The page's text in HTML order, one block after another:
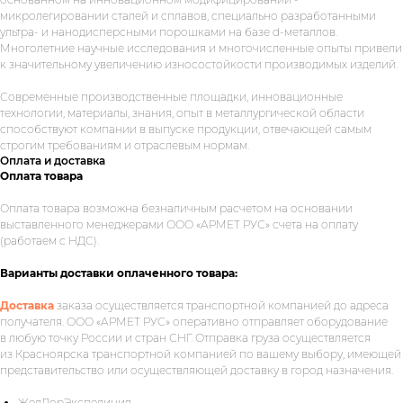
микролегировании сталей и сплавов, специально разработанными
ультра- и нанодисперсными порошками на базе d-металлов.
Многолетние научные исследования и многочисленные опыты привели
к значительному увеличению износостойкости производимых изделий.
Современные производственные площадки, инновационные
технологии, материалы, знания, опыт в металлургической области
способствуют компании в выпуске продукции, отвечающей самым
строгим требованиям и отраслевым нормам.
Оплата и доставка
Оплата товара
Оплата товара возможна безналичным расчетом на основании
выставленного менеджерами ООО «АРМЕТ РУС» счета на оплату
(работаем с НДС).
Варианты доставки оплаченного товара:
Доставка заказа осуществляется транспортной компанией до адреса
получателя. ООО «АРМЕТ РУС» оперативно отправляет оборудование
в любую точку России и стран СНГ. Отправка груза осуществляется
из Красноярска транспортной компанией по вашему выбору, имеющей
представительство или осуществляющей доставку в город назначения.
Укажите номер телефона и ваше
имя.Мы свяжемся с вами сегодня
поможем нам лучше понять вашу
задачу — прикрепите её в поле ниже.